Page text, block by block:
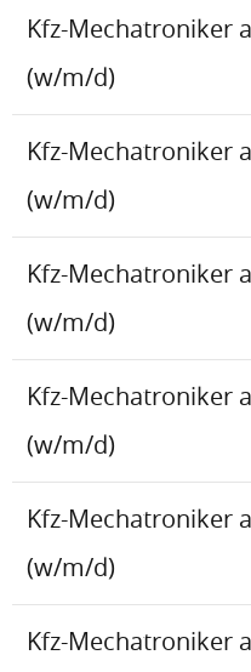
Kfz-Mechatroniker
(w/m/d)
Kfz-Mechatroniker
(w/m/d)
Kfz-Mechatroniker
(w/m/d)
Kfz-Mechatroniker
(w/m/d)
Kfz-Mechatroniker
(w/m/d)
Kfz-Mechatroniker